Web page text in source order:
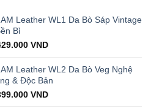
Leather WL1 Da Bò Sáp Vintage
Bỉ
VND.
VNDCurrent
is:
429.000 VND.
Leather WL2 Da Bò Veg Nghệ
& Độc Bản
VNDCurrent